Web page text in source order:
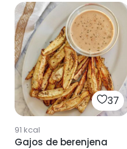
37
91 kcal
Gajos de berenjena